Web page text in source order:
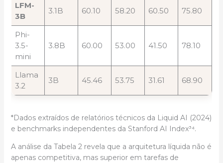
LFM-
3B
3.1B 60.10 58.20 60.50 75.80
Phi-
3.5-
mini
3.8B 60.00 53.00 41.50 78.10
Llama
3.2
3B 45.46 53.75 31.61 68.90
*Dados extraídos de relatórios técnicos da Liquid AI (2024)
e benchmarks independentes da Stanford AI Index³⁴.
A análise da Tabela 2 revela que a arquitetura líquida não é
apenas competitiva, mas superior em tarefas de